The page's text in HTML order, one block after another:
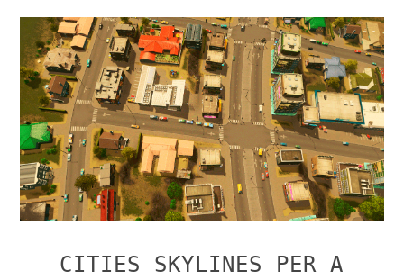
CITIES SKYLINES PER A